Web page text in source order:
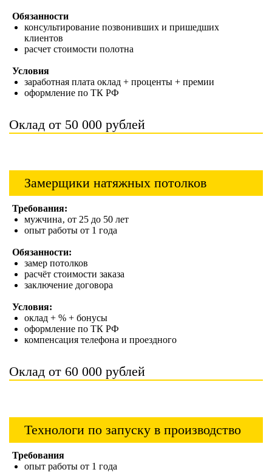
Обязанности
консультирование позвонивших и пришедших
клиентов
расчет стоимости полотна
Условия
заработная плата оклад + проценты + премии
оформление по ТК РФ
Оклад от 50 000 рублей
Замерщики натяжных потолков
Требования:
мужчина‚ от 25 до 50 лет
опыт работы от 1 года
Обязанности:
замер потолков
расчёт стоимости заказа
заключение договора
Условия:
оклад + % + бонусы
оформление по ТК РФ
компенсация телефона и проездного
Оклад от 60 000 рублей
Технологи по запуску в производство
Требования
опыт работы от 1 года